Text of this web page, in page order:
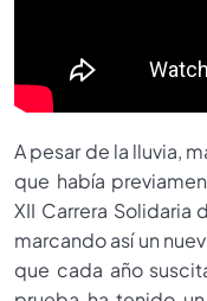
A pesar de la lluvia,
que había
XII Carrera Solidaria
marcando así un
que cada año